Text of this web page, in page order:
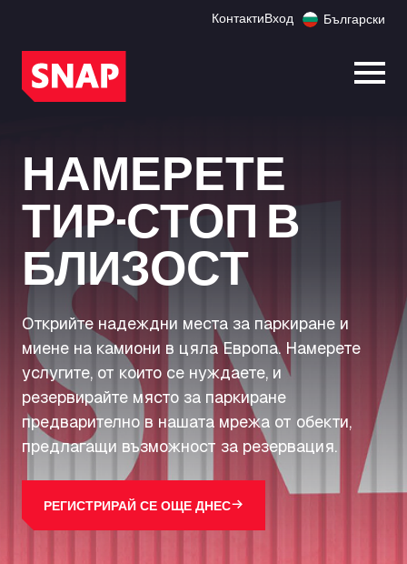
КонтактиВход Български
НАМЕРЕТЕ
ТИР-СТОП В
БЛИЗОСТ
Открийте надеждни места за паркиране и
миене на камиони в цяла Европа. Намерете
услугите, от които се нуждаете, и
резервирайте място за паркиране
предварително в нашата мрежа от обекти,
предлагащи възможност за резервация.
РЕГИСТРИРАЙ СЕ ОЩЕ ДНЕС